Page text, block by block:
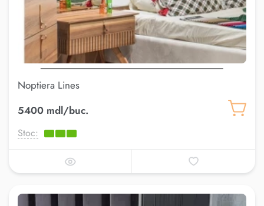
Noptiera Lines
5400 mdl/buc.
Stoc: